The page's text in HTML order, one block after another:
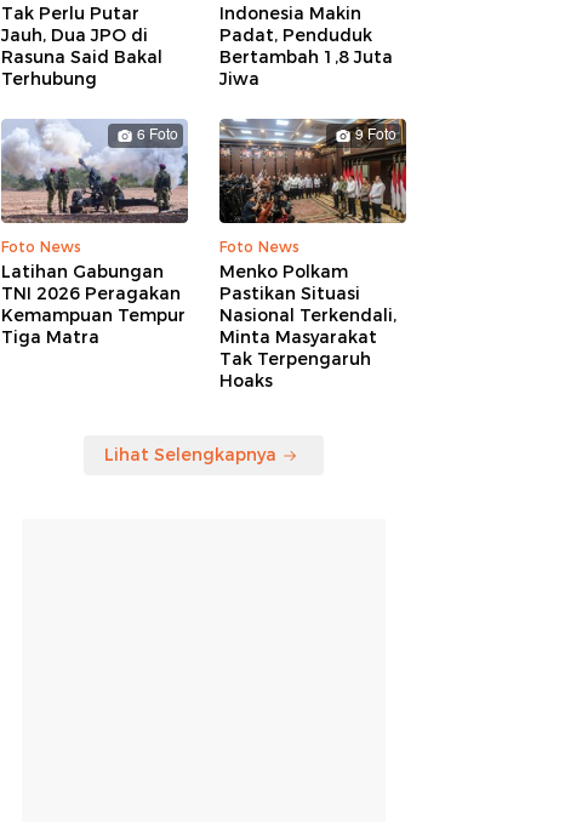
Tak Perlu Putar
Jauh, Dua JPO di
Rasuna Said Bakal
Terhubung
Indonesia Makin
Padat, Penduduk
Bertambah 1,8 Juta
Jiwa
6 Foto
Foto News
Latihan Gabungan
TNI 2026 Peragakan
Kemampuan Tempur
Tiga Matra
9 Foto
Foto News
Menko Polkam
Pastikan Situasi
Nasional Terkendali,
Minta Masyarakat
Tak Terpengaruh
Hoaks
Lihat Selengkapnya